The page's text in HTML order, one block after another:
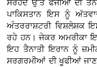
ਸਰਹੱਦ ਉੱਤੇ ਫੌਜੀਆਂ ਦੀ
ਪਾਕਿਸਤਾਨ ਇਸ ਨੂੰ
ਅੰਤਰਰਾਸ਼ਟਰੀ ਵਿਸ਼ਲੇਸ਼ਕ
ਰਹੇ ਹਨ। ਜੇਕਰ ਅਮਰੀਕਾ
ਇਹ ਤੈਨਾਤੀ ਇਰਾਨ ਨੂੰ
ਸਰਗਰਮੀਆਂ ਦੀ ਖੂਫੀਆਂ